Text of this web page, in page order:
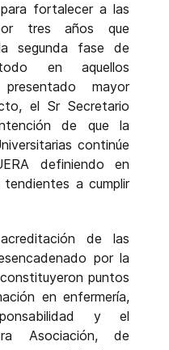
fortalecer a las
tres años que
segunda fase de
en aquellos
mayor
el Sr Secretario
de que la
continúe
definiendo en
a cumplir
de las
por la
puntos
en enfermería,
y el
Asociación, de